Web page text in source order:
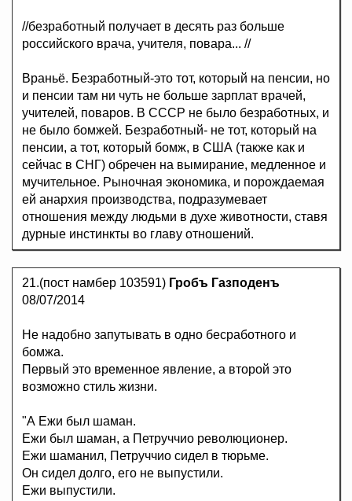
//безработный получает в десять раз больше
poccийcкого вpaча, учителя, повара... //
Враньё. Безработный-это тот, который на пенсии, но
и пенсии там ни чуть не больше зарплат врачей,
учителей, поваров. В СССР не было безработных, и
не было бомжей. Безработный- не тот, который на
пенсии, а тот, который бомж, в США (также как и
сейчас в СНГ) обречен на вымирание, медленное и
мучительное. Рыночная экономика, и порождаемая
ей анархия производства, подразумевает
отношения между людьми в духе животности, ставя
дурные инстинкты во главу отношений.
21.(пост намбер 103591) Гробъ Газподенъ
08/07/2014
Не надобно запутывать в одно бесработного и
бомжа.
Первый это временное явление, а второй это
возможно стиль жизни.
"А Ежи был шаман.
Ежи был шаман, а Петруччио революционер.
Ежи шаманил, Петруччио сидел в тюрьме.
Он сидел долго, его не выпустили.
Ежи выпустили.